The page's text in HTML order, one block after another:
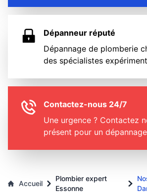
Dépanneur réputé
Dépannage de plomberie
des spécialistes
Contactez-nous 24/7
Une urgence ? Contactez
présent pour un
Accueil
Plombier expert
Essonne